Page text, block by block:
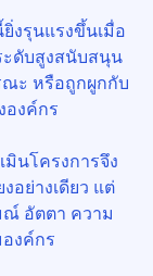
งรุนแรงขึ้นเมื่อ
ดับสูงสนับสนุน
ณะ หรือถูกผูกกับ
องค์กร
มินโครงการจึง
อย่างเดียว แต่
ณ์ อัตตา ความ
งค์กร